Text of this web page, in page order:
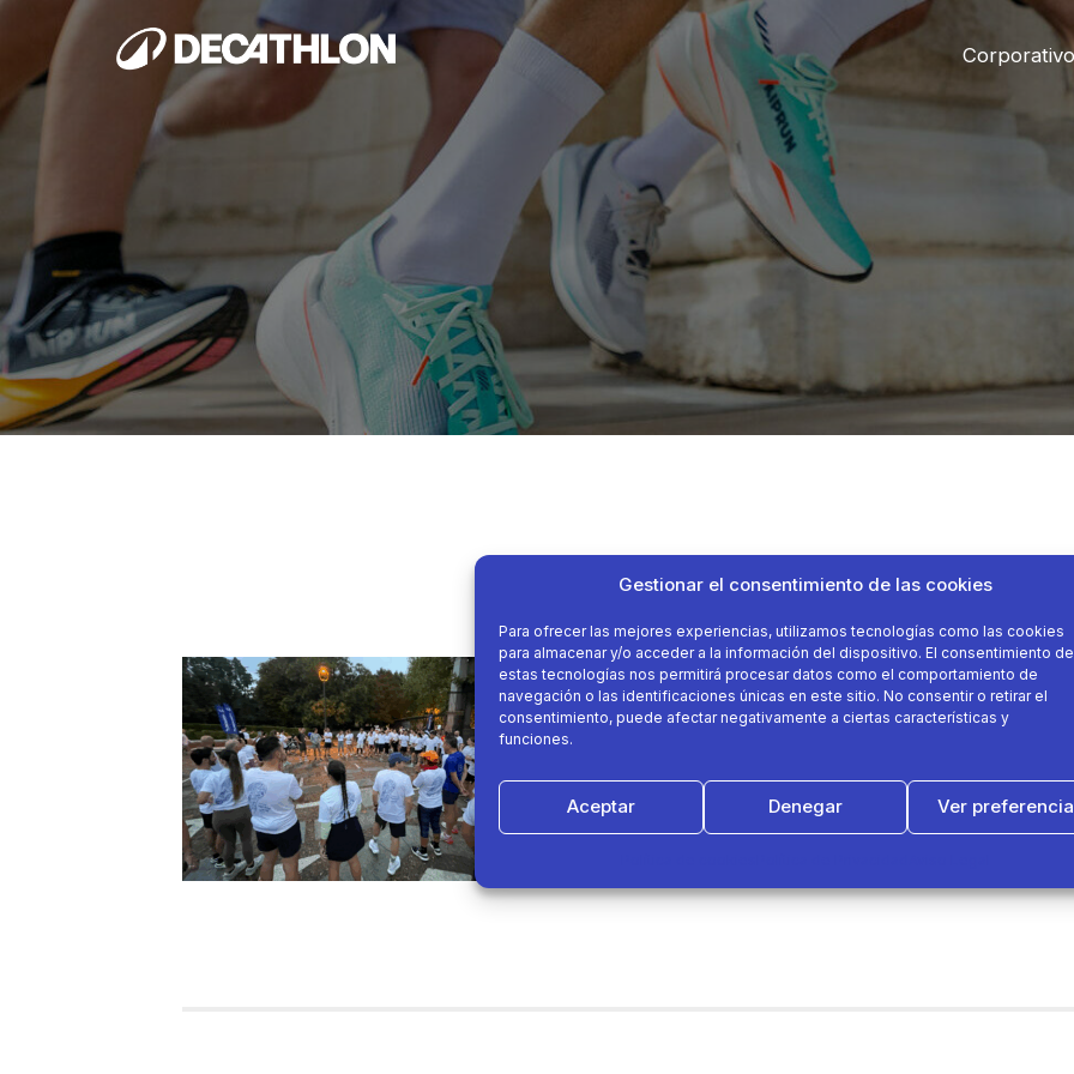
Gestionar el consentimiento de las cookies
Para ofrecer las mejores experiencias, utilizamos tecnologías como las cookies
para almacenar y/o acceder a la información del dispositivo. El consentimiento de
estas tecnologías nos permitirá procesar datos como el comportamiento de
navegación o las identificaciones únicas en este sitio. No consentir o retirar el
consentimiento, puede afectar negativamente a ciertas características y
funciones.
Aceptar Denegar Ver
Corporativo